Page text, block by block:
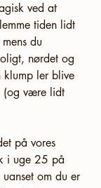
ved at
tiden lidt
du
nørdet og
klump ler blive
(og være lidt
på vores
i uge 25 på
om du er